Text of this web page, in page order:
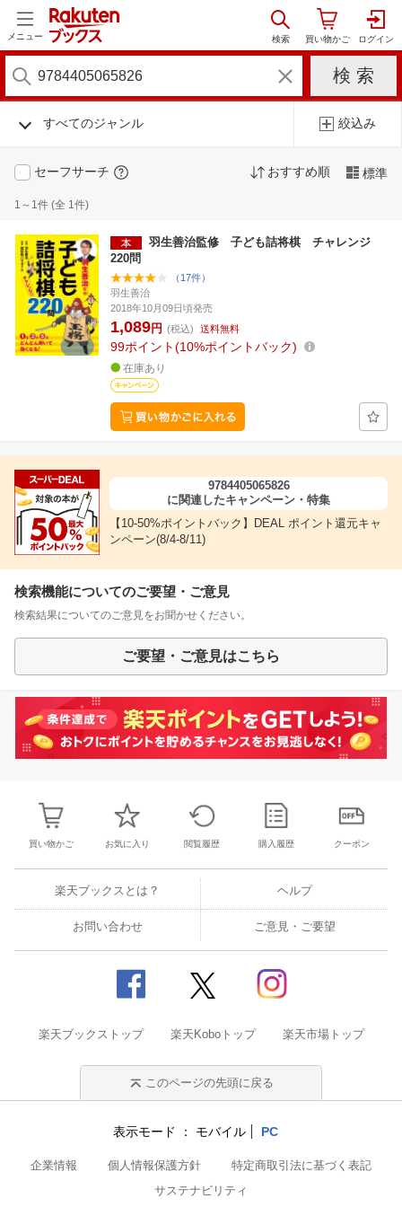
メニュー
すべてのジャンル 絞込み
セーフサーチ おすすめ順 標準
1～1件 (全 1件)
羽生善治監修 子ども詰将棋 チャレンジ
220問
（17件）
羽生善治
2018年10月09日頃発売
1,089円 (税込) 送料無料
99ポイント 10%ポイントバック
在庫あり
9784405065826
に関連したキャンペーン・特集
【10-50%ポイントバック】DEAL ポイント還元キャ
ンペーン(8/4-8/11)
検索機能についてのご要望・ご意見
検索結果についてのご意見をお聞かせください。
ご要望・ご意見はこちら
買い物かご お気に入り 閲覧履歴 購入履歴 クーポン
楽天ブックスとは？ ヘルプ
お問い合わせ ご意見・ご要望
楽天ブックストップ 楽天Koboトップ 楽天市場トップ
このページの先頭に戻る
表示モード モバイル PC
企業情報 個人情報保護方針
特定商取引法に基づく表記
サステナビリティ